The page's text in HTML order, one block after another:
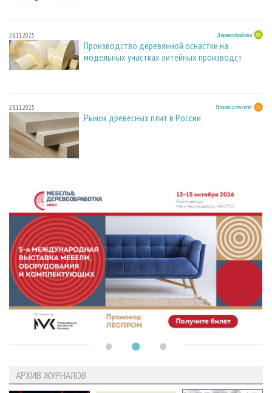
28.11.2025 Деревообработка
Производство деревянной оснастки на
модельных участках литейных производст
28.11.2025 Производство плит
Рынок древесных плит в России
АРХИВ ЖУРНАЛОВ